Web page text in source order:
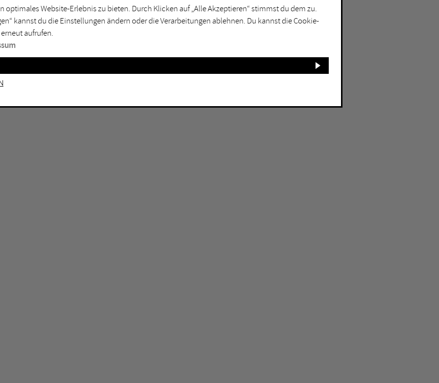
Mülheim an der Ruhr
Oberhausen
Unna
Witten
optimales Website-Erlebnis zu bieten. Durch Klicken auf „Alle Akzeptieren“ stimmst du dem zu.
kannst du die Einstellungen ändern oder die Verarbeitungen ablehnen. Du kannst die Cookie-
aufrufen.